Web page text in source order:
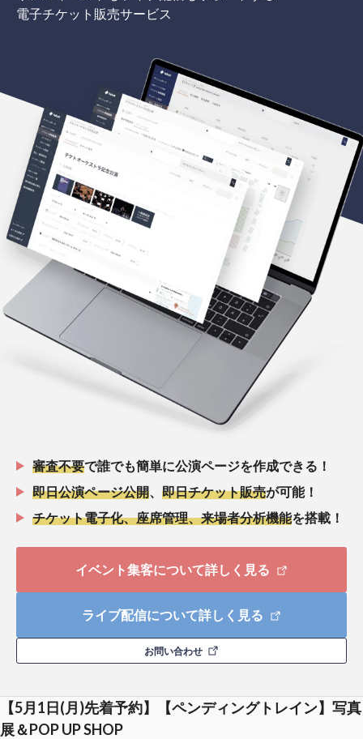
電子チケット販売サービス
審査不要で誰でも簡単に公演ページを作成できる！
即日公演ページ公開
即日チケット販売が可能！
チケット電子化、座席管理、来場者分析機能を搭載！
イベント集客について詳しく見る
ライブ配信について詳しく見る
お問い合わせ
【5月1日(月)先着予約】【ペンディングトレイン】写真
展＆POP UP SHOP